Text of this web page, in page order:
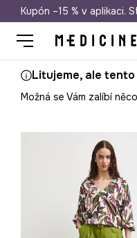
Doprava zdarma
Kupón –15 % v aplikaci.
Litujeme, ale
Možná se Vám zalíbí